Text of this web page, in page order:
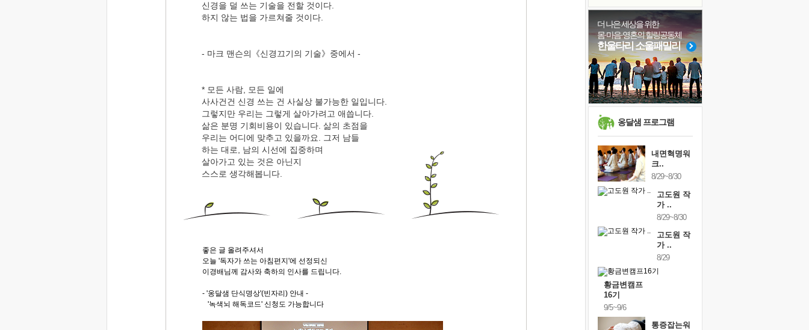
신경을 덜 쓰는 기술을 전할 것이다.
하지 않는 법을 가르쳐줄 것이다.
- 마크 맨슨의《신경끄기의 기술》중에서 -
* 모든 사람, 모든 일에
사사건건 신경 쓰는 건 사실상 불가능한 일입니다.
그렇지만 우리는 그렇게 살아가려고 애씁니다.
삶은 분명 기회비용이 있습니다. 삶의 초점을
우리는 어디에 맞추고 있을까요. 그저 남들
하는 대로, 남의 시선에 집중하며
살아가고 있는 것은 아닌지
스스로 생각해봅니다.
좋은 글 올려주셔서
오늘 '독자가 쓰는 아침편지'에 선정되신
이경배님께 감사와 축하의 인사를 드립니다.
- '옹달샘 단식명상'(빈자리) 안내 -
'녹색뇌 해독코드' 신청도 가능합니다
'말 타는 법'을 먼저
졸업식 사진을 보며
극심한 변비, 어깨결림, 수면 장애
아픈 아버지를 위한 공간 설계
슬럼프
보고 싶은 어머니
유년 시절의 부산 영도 바다
못된 꼰대들
너무 황홀한 꽃들이여!
#사람
#건강
#아이들
#명상
#면역력
#바이러스
#선택
#경험
#독서
#희망
#나눔
#리더
더 나은 세상을 위한
몸·마음·영혼의 힐링공동체
한울타리 소울패밀리
옹달샘 프로그램
내면혁명워
크..
8/29~8/30
고도원 작
가 ..
8/29~8/30
고도원 작
가 ..
8/29
황금변캠프
16기
9/5~9/6
통증잡는워